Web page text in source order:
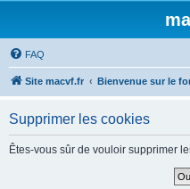
FAQ
Site macvf.fr Bienvenue sur le
Supprimer les cookies
Êtes-vous sûr de vouloir supprimer